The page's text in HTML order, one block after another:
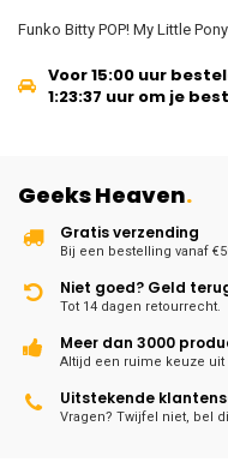
Funko Bitty POP! My Little
Voor 15:00 uur
1:23:37 uur om je
Geeks Heaven.
Gratis verzending
Bij een bestelling vanaf
Niet goed? Geld
Tot 14 dagen retourrecht.
Meer dan 3000
Altijd een ruime keuze
Uitstekende
Vragen? Twijfel niet, bel